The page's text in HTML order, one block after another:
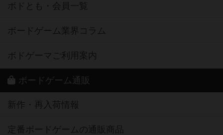
ボドとも・会員一覧
ボードゲーム業界コラム
ボドゲーマご利用案内
ボードゲーム通販
新作・再入荷情報
定番ボードゲームの通販商品